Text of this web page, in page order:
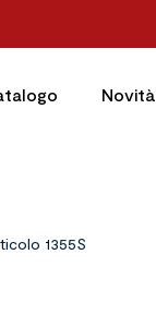
Novità
1355S